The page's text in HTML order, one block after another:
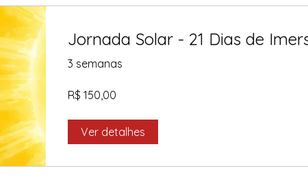
Jornada Solar - 21 Dias de
3 semanas
R$ 150,00
Ver detalhes